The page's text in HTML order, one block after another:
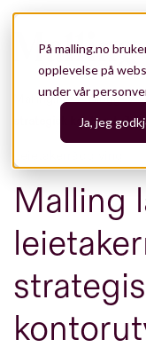
På malling.no
opplevelse på
under vår
Ja, jeg
Malling.no / Blogg /
strategisk
Malling